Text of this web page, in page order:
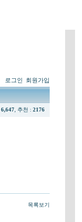
로그인 회원가입
6,647 , 추천 : 2176
목록보기